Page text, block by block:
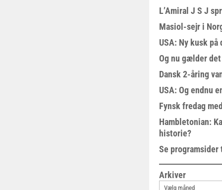
L’Amiral J S J
Masiol-sejr i
USA: Ny kusk på
Og nu gælder
Dansk 2-åring
USA: Og endnu
Fynsk fredag
Hambletonian:
historie?
Se
Arkiver